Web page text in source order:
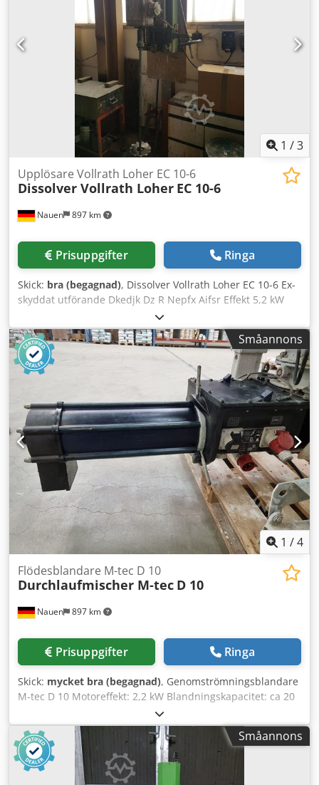
1 /3
Nauen 897 km
Upplösare Vollrath Loher EC 10-6
Dissolver Vollrath Loher EC 10-6
Prisuppgifter Ringa
Skick: bra (begagnad), Dissolver Vollrath Loher EC 10-6 Ex-
skyddat utförande Dkedjk Dz R Nepfx Aifsr Effekt 5,2 kW
Småannons
1 /4
Nauen 897 km
Flödesblandare M-tec D 10
Durchlaufmischer M-tec D 10
Prisuppgifter Ringa
Skick: mycket bra (begagnad), Genomströmningsblandare
M-tec D 10 Motoreffekt: 2,2 kW Blandningskapacitet: ca 20
l/min 14 stycken tillgängliga Dkedpfx Aeirfp Ioifsr Mycket
gott, direkt produktionsklart skick!
Småannons